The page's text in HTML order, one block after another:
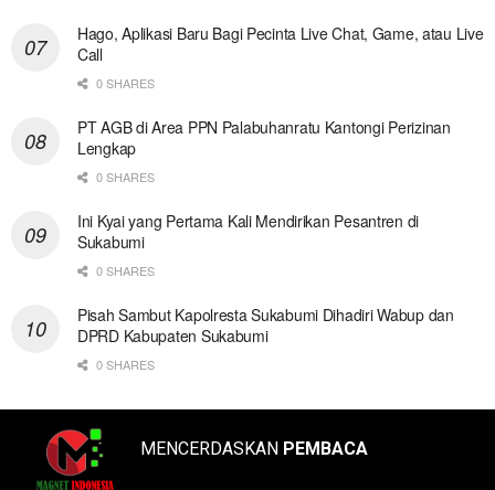
Hago, Aplikasi Baru Bagi Pecinta Live Chat, Game, atau Live
Call
0 SHARES
PT AGB di Area PPN Palabuhanratu Kantongi Perizinan
Lengkap
0 SHARES
Ini Kyai yang Pertama Kali Mendirikan Pesantren di
Sukabumi
0 SHARES
Pisah Sambut Kapolresta Sukabumi Dihadiri Wabup dan
DPRD Kabupaten Sukabumi
0 SHARES
MENCERDASKAN PEMBACA